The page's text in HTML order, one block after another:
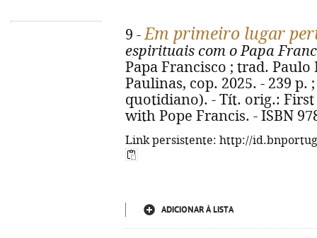
9 -Em primeiro lugar
espirituais com o Papa
Papa Francisco ; trad. Paulo
Paulinas, cop. 2025. - 239 p.
quotidiano). - Tít. orig.:
with Pope Francis. - ISBN
Link persistente: http://
ADICIONAR À LISTA